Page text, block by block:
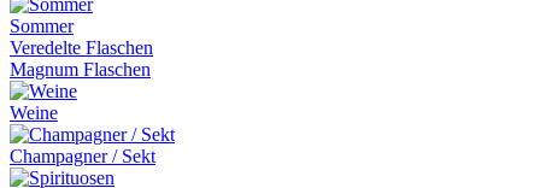
Sommer
Veredelte Flaschen
Magnum Flaschen
Weine
Champagner / Sekt